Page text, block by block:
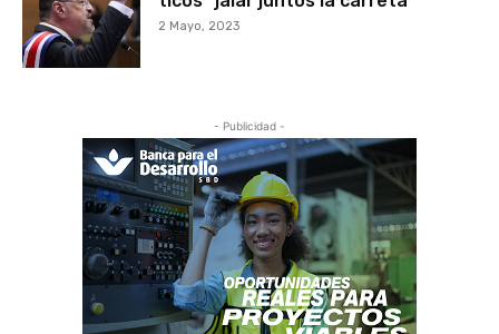
2 Mayo, 2023
- Publicidad -